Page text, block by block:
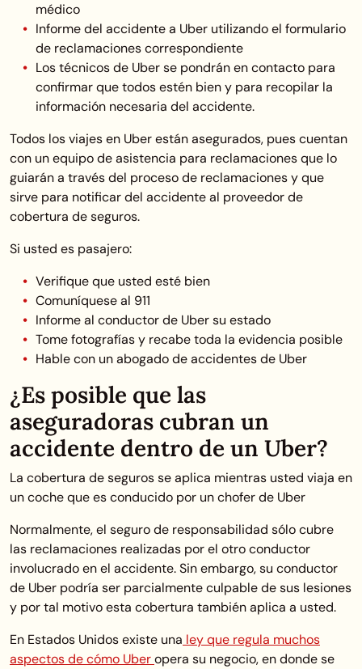
médico
Informe del accidente a Uber utilizando el formulario
de reclamaciones correspondiente
Los técnicos de Uber se pondrán en contacto para
confirmar que todos estén bien y para recopilar la
información necesaria del accidente.
Todos los viajes en Uber están asegurados, pues cuentan
con un equipo de asistencia para reclamaciones que lo
guiarán a través del proceso de reclamaciones y que
sirve para notificar del accidente al proveedor de
cobertura de seguros.
Si usted es pasajero:
Verifique que usted esté bien
Comuníquese al 911
Informe al conductor de Uber su estado
Tome fotografías y recabe toda la evidencia posible
Hable con un abogado de accidentes de Uber
¿Es posible que las
aseguradoras cubran un
accidente dentro de un Uber?
La cobertura de seguros se aplica mientras usted viaja en
un coche que es conducido por un chofer de Uber
Normalmente, el seguro de responsabilidad sólo cubre
las reclamaciones realizadas por el otro conductor
involucrado en el accidente. Sin embargo, su conductor
de Uber podría ser parcialmente culpable de sus lesiones
y por tal motivo esta cobertura también aplica a usted.
En Estados Unidos existe una ley que regula muchos
aspectos de cómo Uberopera su negocio, en donde se